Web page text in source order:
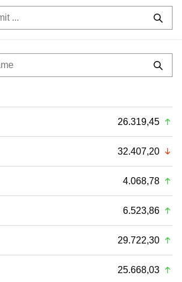
26.319,45
32.407,20
4.068,78
6.523,86
29.722,30
25.668,03